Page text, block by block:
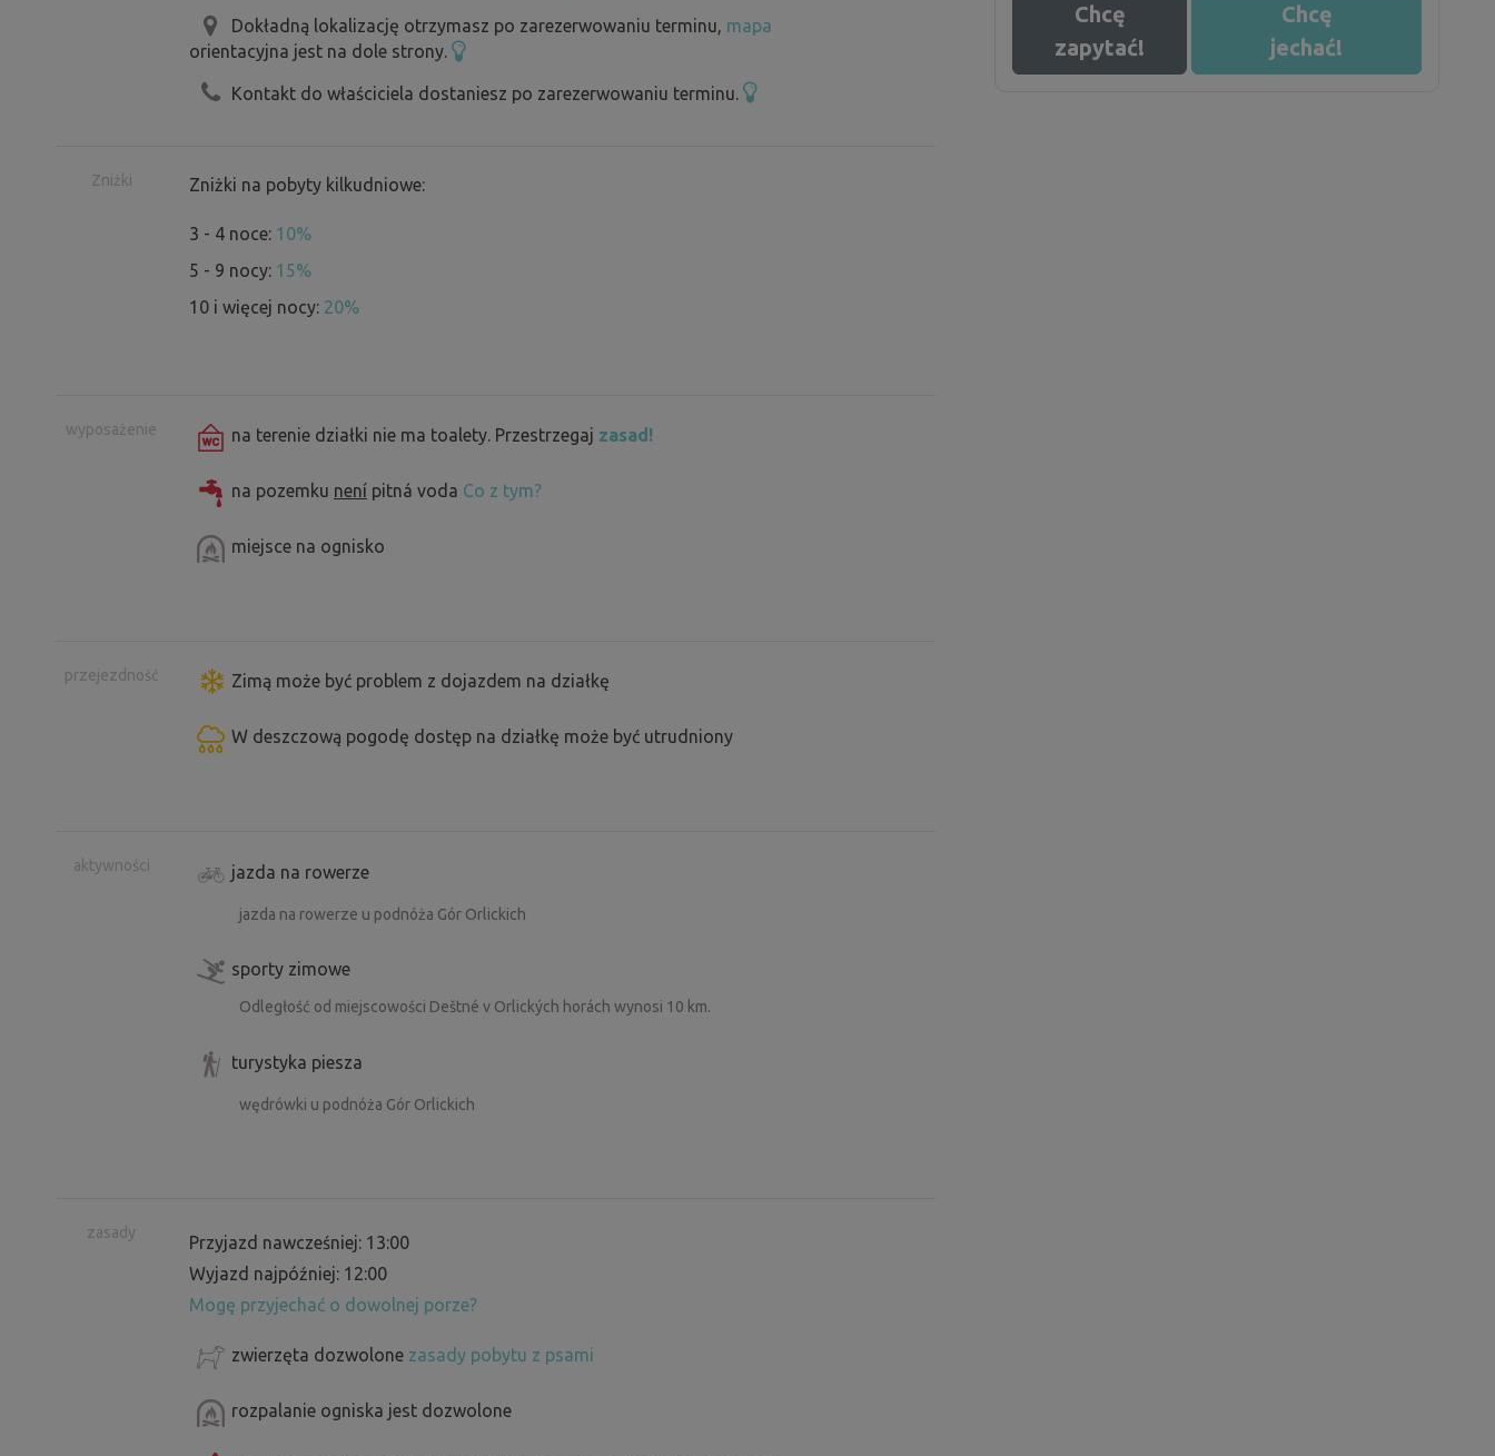
Dokładną lokalizację otrzymasz po zarezerwowaniu terminu, mapa
orientacyjna jest na dole strony.
Kontakt do właściciela dostaniesz po zarezerwowaniu terminu.
Zniżki Zniżki na pobyty kilkudniowe:
3 - 4 noce: 10%
5 - 9 nocy: 15%
10 i więcej nocy: 20%
wyposażenie na terenie działki nie ma toalety. Przestrzegaj zasad!
na pozemku není pitná voda Co z tym?
miejsce na ognisko
przejezdność Zimą może być problem z dojazdem na działkę
W deszczową pogodę dostęp na działkę może być utrudniony
aktywności jazda na rowerze
jazda na rowerze u podnóża Gór Orlickich
sporty zimowe
Odległość od miejscowości Deštné v Orlických horách wynosi 10 km.
turystyka piesza
wędrówki u podnóża Gór Orlickich
zasady
Przyjazd nawcześniej: 13:00
Wyjazd najpóźniej: 12:00
Mogę przyjechać o dowolnej porze?
zwierzęta dozwolone zasady pobytu z psami
rozpalanie ogniska jest dozwolone
Chcę
zapytać!
Chcę
jechać!